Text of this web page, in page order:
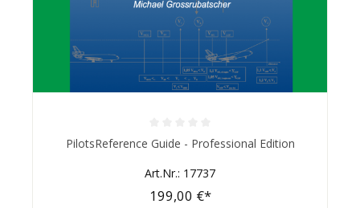
Durchschnittliche Bewertung von 0 von 5 Sternen
PilotsReference Guide - Professional Edition
Art.Nr.: 17737
199,00 €*